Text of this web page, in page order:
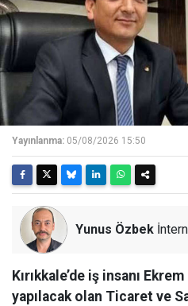
Yayınlanma: 05/08/2026 15:50
Yunus Özbek
Kırıkkale’de iş insanı
yapılacak olan Ticaret ve